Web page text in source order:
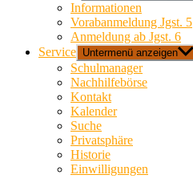
Informationen
Vorabanmeldung Jgst. 5
Anmeldung ab Jgst. 6
Service Untermenü anzeigen
Schulmanager
Nachhilfebörse
Kontakt
Kalender
Suche
Privatsphäre
Historie
Einwilligungen